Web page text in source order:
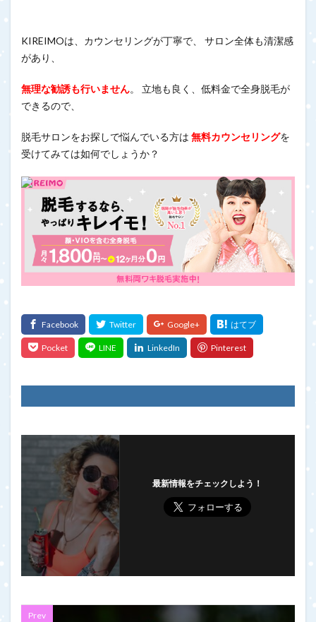
KIREIMOは、カウンセリングが丁寧で、 サロン全体も清潔感
があり、
無理な勧誘も行いません。 立地も良く、低料金で全身脱毛が
できるので、
脱毛サロンをお探しで悩んでいる方は 無料カウンセリングを
受けてみては如何でしょうか？
最新情報をチェックしよう！
Prev